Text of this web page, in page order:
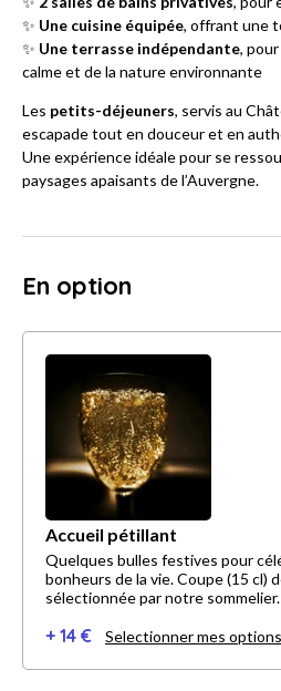
✨ Une cuisine équipée, offrant une
✨ Une terrasse indépendante,
calme et de la nature environnante
Les petits-déjeuners, servis au
escapade tout en douceur et en
Une expérience idéale pour se
paysages apaisants de l’Auvergne.
En option
Accueil pétillant
Quelques bulles festives pour
bonheurs de la vie. Coupe (15 cl)
sélectionnée par notre sommelier.
+ 14 € Selectionner mes options